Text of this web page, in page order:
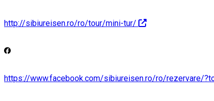
http://sibiureisen.ro/ro/tour/mini-tur/
https://www.facebook.com/sibiureisen.ro/ro/rezervare/